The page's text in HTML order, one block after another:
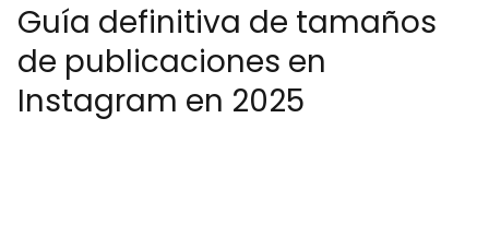
Guía definitiva de tamaños
de publicaciones en
Instagram en 2025